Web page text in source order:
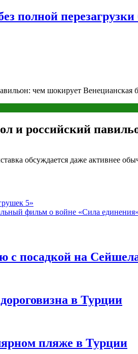
полной перезагрузки
чем шокирует Венецианская
и российский
обсуждается даже активнее
5»
фильм о войне «Сила единения»
с посадкой на
в Турции
пляже в Турции